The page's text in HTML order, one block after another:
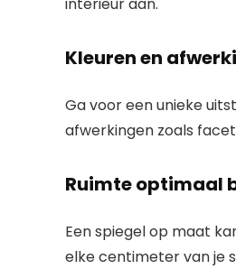
interieur aan.
Kleuren en
Ga voor een unieke
afwerkingen zoals
Ruimte optimaal
Een spiegel op maat
elke centimeter van je